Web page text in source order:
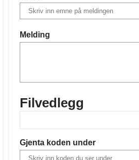
Melding
Filvedlegg
Gjenta koden under